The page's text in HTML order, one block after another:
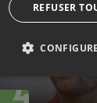
REFUSER